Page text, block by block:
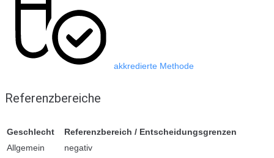
akkredierte Methode
Referenzbereiche
Geschlecht Referenzbereich / Entscheidungsgrenzen
Allgemein
negativ